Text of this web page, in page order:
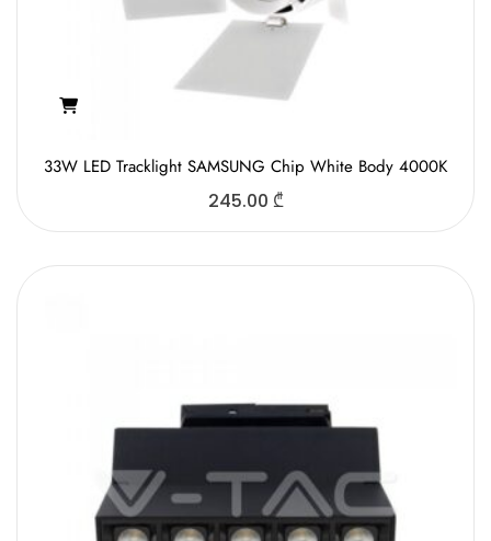
33W LED Tracklight SAMSUNG Chip White Body 4000K
245.00 ₾